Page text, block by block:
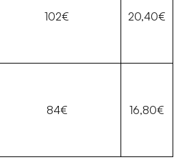
102€ 20,40€
84€ 16,80€